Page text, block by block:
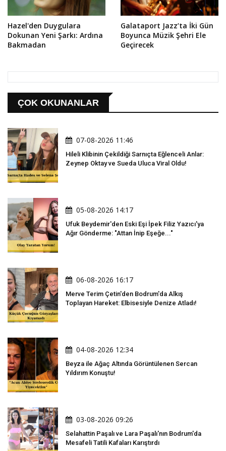
Hazel'den Duygulara
Dokunan Yeni Şarkı: Ardına
Bakmadan
Galataport Jazz’ta İki Gün
Boyunca Müzik Şehri Ele
Geçirecek
ÇOK OKUNANLAR
07-08-2026 11:46
Hileli Klibinin Çekildiği Sarnıçta Eğlenceli Anlar:
Zeynep Oktay ve Sueda Uluca Viral Oldu!
05-08-2026 14:17
Ufuk Beydemir'den Eski Eşi İpek Filiz Yazıcı'ya
Ağır Gönderme: "Attan İnip Eşeğe..."
06-08-2026 16:17
Merve Terim Çetin'den Bodrum'da Alkış
Toplayan Hareket: Elbisesiyle Denize Atladı!
04-08-2026 12:34
Beyza ile Ağaç Altında Görüntülenen Sercan
Yıldırım Konuştu!
03-08-2026 09:26
Selahattin Paşalı ve Lara Paşalı'nın Bodrum'da
Mesafeli Tatili Kafaları Karıştırdı